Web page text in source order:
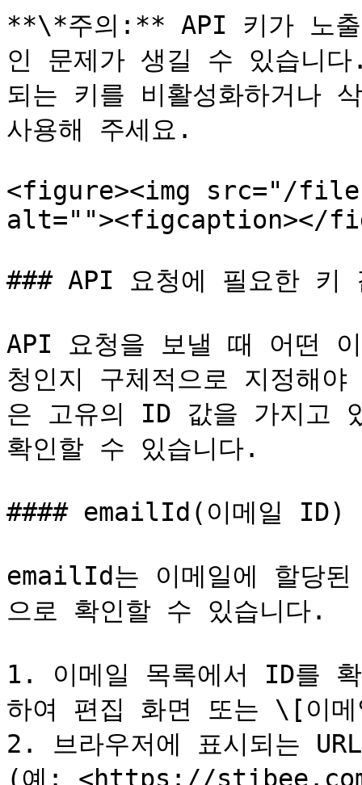
**\*주의:** API 키가 노출
인 문제가 생길 수 있습니
되는 키를 비활성화하거나
사용해 주세요.
<figure><img src="/files/
alt=""><figcaption></
### API 요청에 필요한 키
API 요청을 보낼 때 어떤
청인지 구체적으로 지정해
은 고유의 ID 값을 가지고
확인할 수 있습니다.
#### emailId(이메일 ID)
emailId는 이메일에 할당
으로 확인할 수 있습니다.
1. 이메일 목록에서 ID를
하여 편집 화면 또는 \[이메
2. 브라우저에 표시되는
(예: <https://